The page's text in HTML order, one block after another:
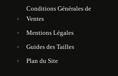
Conditions Générales de
Ventes
Mentions Légales
Guides des Tailles
Plan du Site